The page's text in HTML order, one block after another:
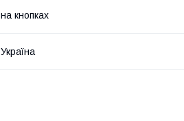
на кнопках
Україна